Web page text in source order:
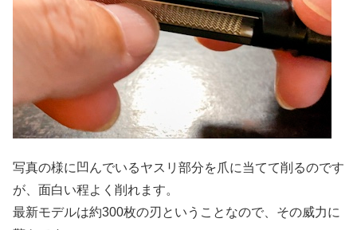
写真の様に凹んでいるヤスリ部分を爪に当てて削るのです
が、面白い程よく削れます。
最新モデルは約300枚の刃ということなので、その威力に